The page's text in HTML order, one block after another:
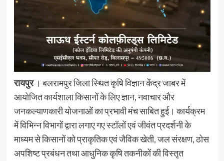
रायपुर। बलरामपुर जिला स्थित कृषि विज्ञान केंद्र जाबर में
आयोजित कार्यशाला किसानों के लिए ज्ञान, नवाचार और
जनकल्याणकारी योजनाओं का प्रभावी मंच साबित हुई। कार्यक्रम
में विभिन्न विभागों द्वारा लगाए गए स्टॉलों एवं जीवंत प्रदर्शनी के
माध्यम से किसानों को प्राकृतिक एवं जैविक खेती, जल संरक्षण, ठोस
अपशिष्ट प्रबंधन तथा आधुनिक कृषि तकनीकों की विस्तृत